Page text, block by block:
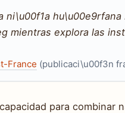
ni\u00f1a
mientras explora las
France (publicaci\u00f3n
para combinar